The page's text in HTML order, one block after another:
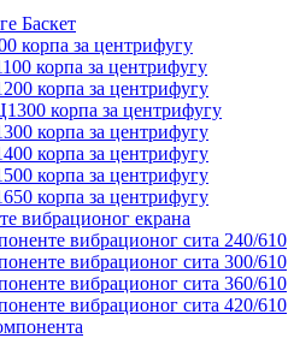
Баскет
корпа за центрифугу
корпа за центрифугу
корпа за центрифугу
корпа за центрифугу
корпа за центрифугу
корпа за центрифугу
корпа за центрифугу
корпа за центрифугу
вибрационог екрана
вибрационог сита 240/610
вибрационог сита 300/610
вибрационог сита 360/610
вибрационог сита 420/610